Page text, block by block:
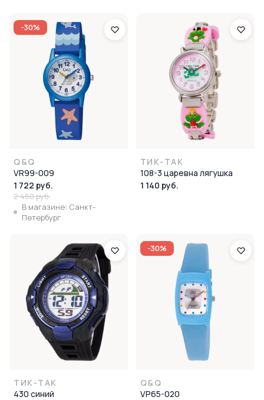
-30%
Q&Q
VR99-009
1 722 руб.
2 460 руб.
В магазине: Санкт-
Петербург
ТИК-ТАК
108-3 царевна лягушка
1 140 руб.
ТИК-ТАК
430 синий
-30%
Q&Q
VP65-020